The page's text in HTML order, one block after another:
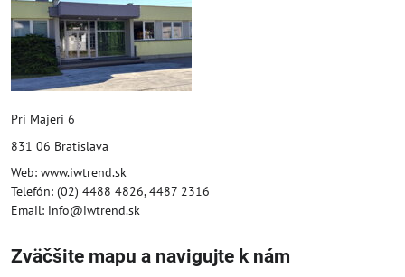
Pri Majeri 6
831 06 Bratislava
Web: www.iwtrend.sk
Telefón: (02) 4488 4826, 4487 2316
Email: info@iwtrend.sk
Zväčšite mapu a navigujte k nám